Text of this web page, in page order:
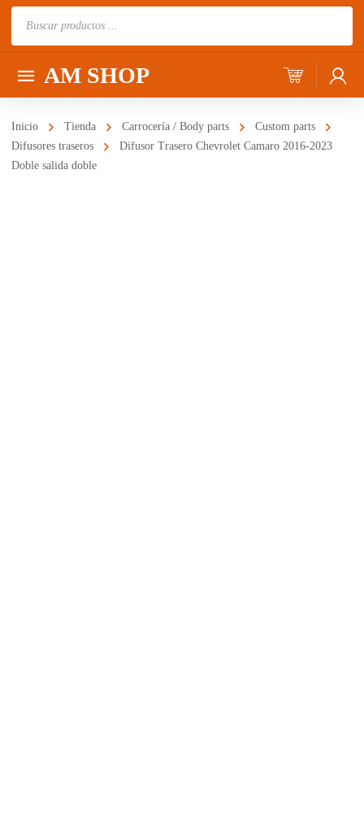
AM SHOP
Inicio Tienda Carrocería / Body parts
Custom parts
Difusores traseros
Difusor Trasero Chevrolet Camaro 2016-2023
Doble salida doble